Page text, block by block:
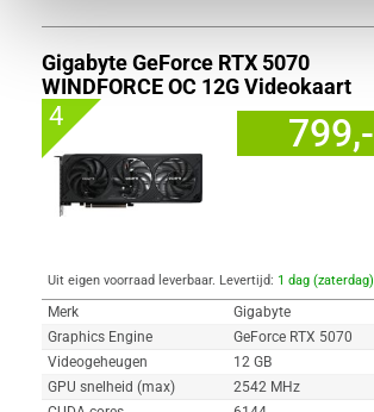
Gigabyte GeForce RTX 5070
WINDFORCE OC 12G Videokaart
4 799,-
Uit eigen voorraad leverbaar. Levertijd: 1 dag (zaterdag)
Merk
Gigabyte
Graphics Engine
GeForce RTX 5070
Videogeheugen
12 GB
GPU snelheid (max)
2542 MHz